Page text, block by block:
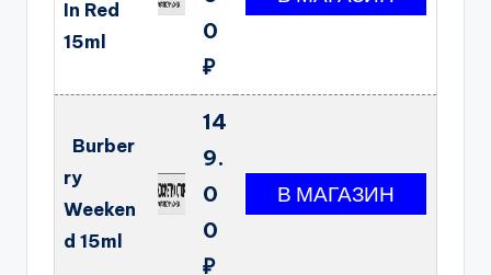
In Red
15ml
0
₽
Burber
ry
Weeken
d 15ml
14
9.
0
0
₽